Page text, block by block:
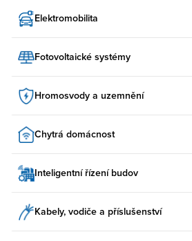
Elektromobilita
Fotovoltaické systémy
Hromosvody a uzemnění
Chytrá domácnost
Inteligentní řízení budov
Kabely, vodiče a příslušenství